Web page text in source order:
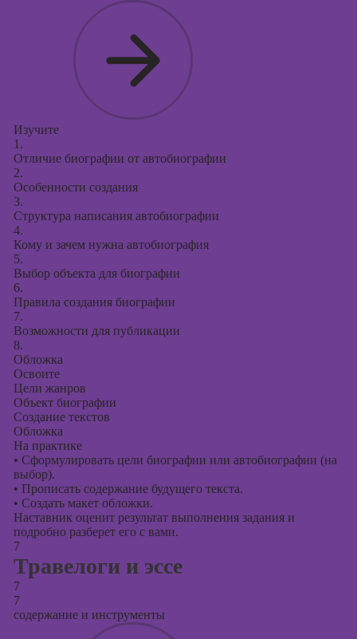
Изучите
1.
Отличие биографии от автобиографии
2.
Особенности создания
3.
Структура написания автобиографии
4.
Кому и зачем нужна автобиография
5.
Выбор объекта для биографии
6.
Правила создания биографии
7.
Возможности для публикации
8.
Обложка
Освоите
Цели жанров
Объект биографии
Создание текстов
Обложка
На практике
• Сформулировать цели биографии или автобиографии (на
выбор).
• Прописать содержание будущего текста.
• Создать макет обложки.
Наставник оценит результат выполнения задания и
подробно разберет его с вами.
7
Травелоги и эссе
7
7
содержание и инструменты